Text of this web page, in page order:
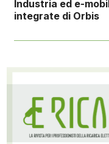
Industria ed e-
integrate di Orbis